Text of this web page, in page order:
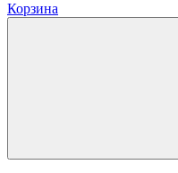
Корзина